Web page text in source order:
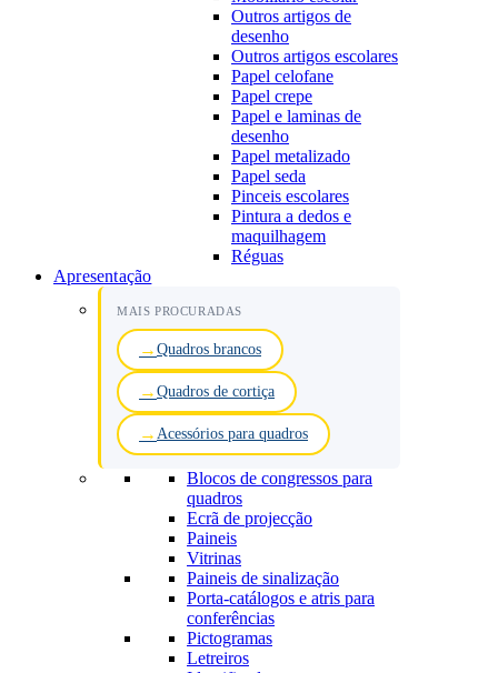
Outros artigos de
desenho
Outros artigos escolares
Papel celofane
Papel crepe
Papel e laminas de
desenho
Papel metalizado
Papel seda
Pinceis escolares
Pintura a dedos e
maquilhagem
Réguas
Apresentação
MAIS PROCURADAS
Quadros brancos
Quadros de cortiça
Acessórios para quadros
Blocos de congressos para
quadros
Ecrã de projecção
Paineis
Vitrinas
Paineis de sinalização
Porta-catálogos e atris para
conferências
Pictogramas
Letreiros